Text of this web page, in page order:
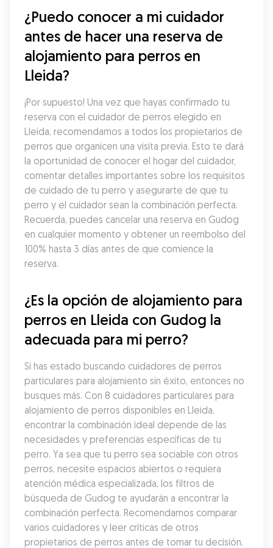
¿Puedo conocer a mi cuidador
antes de hacer una reserva de
alojamiento para perros en
Lleida?
¡Por supuesto! Una vez que hayas confirmado tu
reserva con el cuidador de perros elegido en
Lleida, recomendamos a todos los propietarios de
perros que organicen una visita previa. Esto te dará
la oportunidad de conocer el hogar del cuidador,
comentar detalles importantes sobre los requisitos
de cuidado de tu perro y asegurarte de que tu
perro y el cuidador sean la combinación perfecta.
Recuerda, puedes cancelar una reserva en Gudog
en cualquier momento y obtener un reembolso del
100% hasta 3 días antes de que comience la
reserva.
¿Es la opción de alojamiento para
perros en Lleida con Gudog la
adecuada para mi perro?
Si has estado buscando cuidadores de perros
particulares para alojamiento sin éxito, entonces no
busques más. Con 8 cuidadores particulares para
alojamiento de perros disponibles en Lleida,
encontrar la combinación ideal depende de las
necesidades y preferencias específicas de tu
perro. Ya sea que tu perro sea sociable con otros
perros, necesite espacios abiertos o requiera
atención médica especializada, los filtros de
búsqueda de Gudog te ayudarán a encontrar la
combinación perfecta. Recomendamos comparar
varios cuidadores y leer críticas de otros
propietarios de perros antes de tomar tu decisión.